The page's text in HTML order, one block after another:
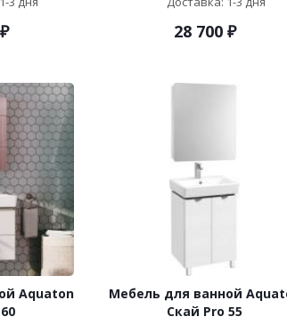
28 700₽
Aquaton
Мебель для ванной
Скай Pro 55